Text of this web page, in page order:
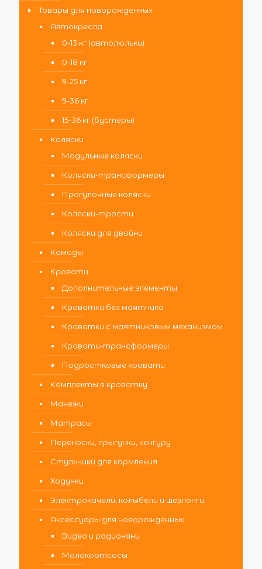
Товары для новорожденных
Автокресла
0-13 кг (автолюльки)
0-18 кг
9-25 кг
9-36 кг
15-36 кг (бустеры)
Коляски
Модульные коляски
Коляски-трансформеры
Прогулочные коляски
Коляски-трости
Коляски для двойни
Комоды
Кровати
Дополнительные элементы
Кроватки без маятника
Кроватки с маятниковым механизмом
Кровати-трансформеры
Подростковые кровати
Комплекты в кроватку
Манежи
Матрасы
Переноски, прыгунки, кенгуру
Стульчики для кормления
Ходунки
Электрокачели, колыбели и шезлонги
Аксессуары для новорожденных
Видео и радионяни
Молокоотсосы